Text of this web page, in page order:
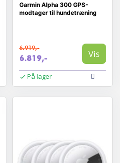
Garmin Alpha 300 GPS-
modtager til hundetræning
6.919,-
6.819,- Vis
På lager